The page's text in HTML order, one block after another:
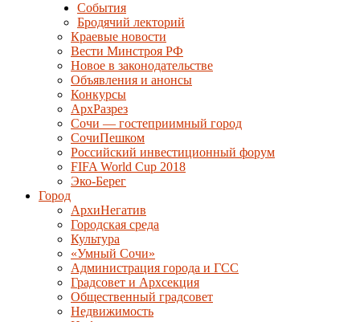
События
Бродячий лекторий
Краевые новости
Вести Минстроя РФ
Новое в законодательстве
Объявления и анонсы
Конкурсы
АрхРазрез
Сочи — гостеприимный город
СочиПешком
Российский инвестиционный форум
FIFA World Cup 2018
Эко-Берег
Город
АрхиНегатив
Городская среда
Культура
«Умный Сочи»
Администрация города и ГСС
Градсовет и Архсекция
Общественный градсовет
Недвижимость